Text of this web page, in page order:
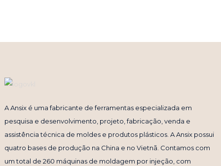
A Ansix é uma fabricante de ferramentas especializada em
pesquisa e desenvolvimento, projeto, fabricação, venda e
assistência técnica de moldes e produtos plásticos. A Ansix possui
quatro bases de produção na China e no Vietnã. Contamos com
um total de 260 máquinas de moldagem por injeção, com